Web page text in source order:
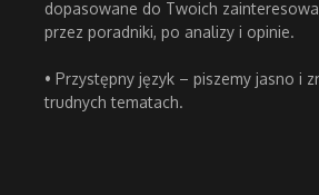
dopasowane do Twoich
przez poradniki, po analizy i opinie.
• Przystępny język – piszemy jasno i
trudnych tematach.